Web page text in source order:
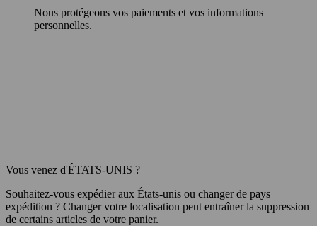
Nous protégeons vos paiements et vos informations
personnelles.
Vous venez d'ÉTATS-UNIS ?
Souhaitez-vous expédier aux États-unis ou changer de pays
expédition ? Changer votre localisation peut entraîner la suppression
de certains articles de votre panier.